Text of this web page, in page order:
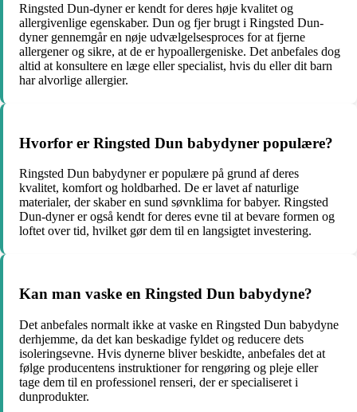
Ringsted Dun-dyner er kendt for deres høje kvalitet og
allergivenlige egenskaber. Dun og fjer brugt i Ringsted Dun-
dyner gennemgår en nøje udvælgelsesproces for at fjerne
allergener og sikre, at de er hypoallergeniske. Det anbefales dog
altid at konsultere en læge eller specialist, hvis du eller dit barn
har alvorlige allergier.
Hvorfor er Ringsted Dun babydyner populære?
Ringsted Dun babydyner er populære på grund af deres
kvalitet, komfort og holdbarhed. De er lavet af naturlige
materialer, der skaber en sund søvnklima for babyer. Ringsted
Dun-dyner er også kendt for deres evne til at bevare formen og
loftet over tid, hvilket gør dem til en langsigtet investering.
Kan man vaske en Ringsted Dun babydyne?
Det anbefales normalt ikke at vaske en Ringsted Dun babydyne
derhjemme, da det kan beskadige fyldet og reducere dets
isoleringsevne. Hvis dynerne bliver beskidte, anbefales det at
følge producentens instruktioner for rengøring og pleje eller
tage dem til en professionel renseri, der er specialiseret i
dunprodukter.